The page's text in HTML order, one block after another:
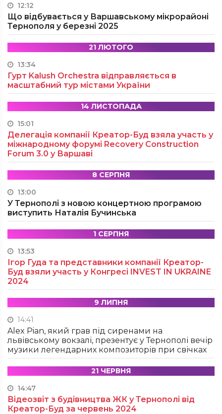
12:12
Що відбувається у Варшавському мікрорайоні
Тернополя у березні 2025
21 ЛЮТОГО
13:34
Гурт Kalush Orchestra відправляється в
масштабний тур містами України
14 ЛИСТОПАДА
15:01
Делегація компанії Креатор-Буд взяла участь у
міжнародному форумі Recovery Construction
Forum 3.0 у Варшаві
8 СЕРПНЯ
13:00
У Тернополі з новою концертною програмою
виступить Наталія Бучинська
1 СЕРПНЯ
13:53
Ігор Гуда та представники компанії Креатор-
Буд взяли участь у Конгресі INVEST IN UKRAINE
2024
9 ЛИПНЯ
14:41
Alex Pian, який грав під сиренами на
львівському вокзалі, презентує у Тернополі вечір
музики легендарних композиторів при свічках
21 ЧЕРВНЯ
14:47
Відеозвіт з будівництва ЖК у Тернополі від
Креатор-Буд за червень 2024